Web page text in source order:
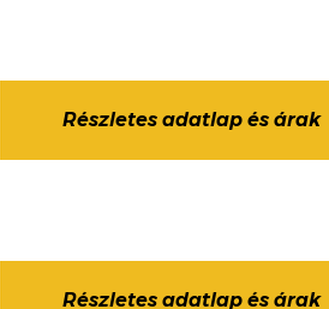
Részletes adatlap és árak
Részletes adatlap és árak